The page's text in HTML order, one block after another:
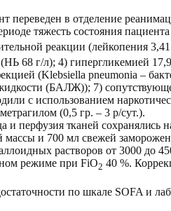
переведен в отделение
тяжесть состояния
реакции (лейкопения
68 г/л); 4) гипергликемией
(Klebsiella pneumonia –
(БАЛЖ)); 7)
с использованием
(0,5 гр. – 3 р/сут.).
и перфузия тканей сохранялись
массы и 700 мл свежей
растворов от 3000 до
режиме при FiO2 40 %.
по шкале SOFA и